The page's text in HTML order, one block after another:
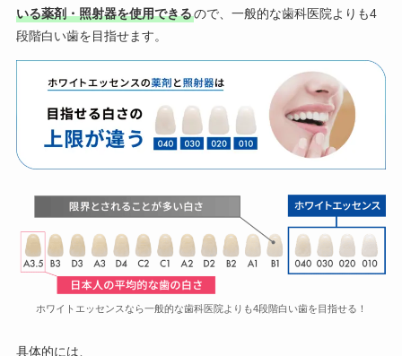
いる薬剤・照射器を使用できるので、一般的な歯科医院よりも4
段階白い歯を目指せます。
ホワイトエッセンスなら一般的な歯科医院よりも4段階白い歯を目指せる！
具体的には、